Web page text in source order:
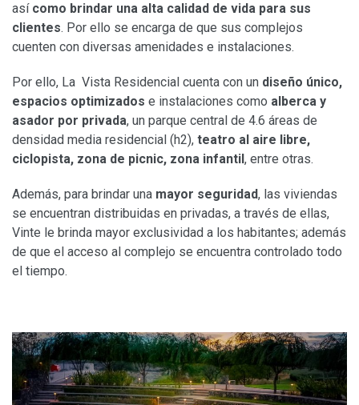
así como brindar una alta calidad de vida para sus
clientes. Por ello se encarga de que sus complejos
cuenten con diversas amenidades e instalaciones.
Por ello, La Vista Residencial cuenta con un diseño único,
espacios optimizados e instalaciones como alberca y
asador por privada, un parque central de 4.6 áreas de
densidad media residencial (h2), teatro al aire libre,
ciclopista, zona de picnic, zona infantil, entre otras.
Además, para brindar una mayor seguridad, las viviendas
se encuentran distribuidas en privadas, a través de ellas,
Vinte le brinda mayor exclusividad a los habitantes; además
de que el acceso al complejo se encuentra controlado todo
el tiempo.